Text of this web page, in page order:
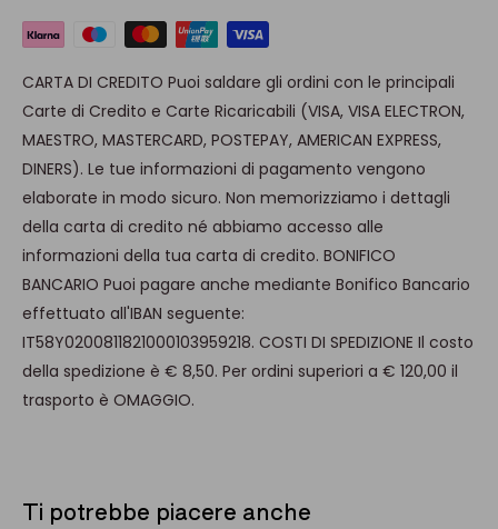
abrasivi
Possibilità di personalizzazione con ordine minimo di 12
pezzi (1 colore/2 lati). Costo a pezzo di €/pz 5,9 (€/TOT
70,80) IVA esclusa. Per ordine contattarci a
info@brevettiwaf.it
CARTA DI CREDITO Puoi saldare gli ordini con le principali
Carte di Credito e Carte Ricaricabili (VISA, VISA ELECTRON,
MAESTRO, MASTERCARD, POSTEPAY, AMERICAN EXPRESS,
DINERS). Le tue informazioni di pagamento vengono
elaborate in modo sicuro. Non memorizziamo i dettagli
della carta di credito né abbiamo accesso alle
informazioni della tua carta di credito. BONIFICO
BANCARIO Puoi pagare anche mediante Bonifico Bancario
effettuato all'IBAN seguente:
IT58Y0200811821000103959218. COSTI DI SPEDIZIONE Il costo
della spedizione è € 8,50. Per ordini superiori a € 120,00 il
trasporto è OMAGGIO.
Ti potrebbe piacere anche